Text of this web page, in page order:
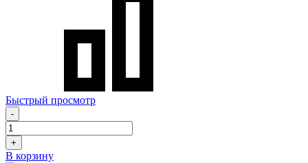
Быстрый просмотр
-
+
В корзину